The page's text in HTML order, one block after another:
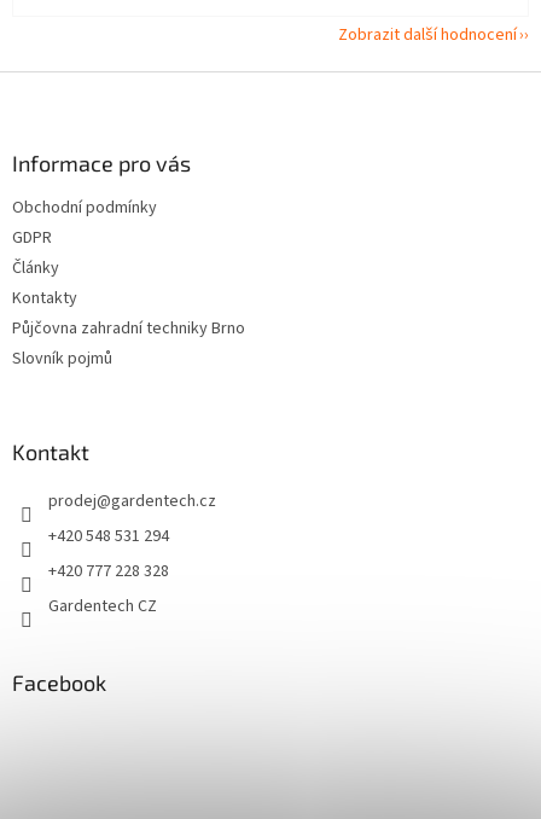
Zobrazit další hodnocení
Informace pro vás
Obchodní podmínky
GDPR
Články
Kontakty
Půjčovna zahradní techniky Brno
Slovník pojmů
Kontakt
prodej@gardentech.cz
+420 548 531 294
+420 777 228 328
Gardentech CZ
Facebook